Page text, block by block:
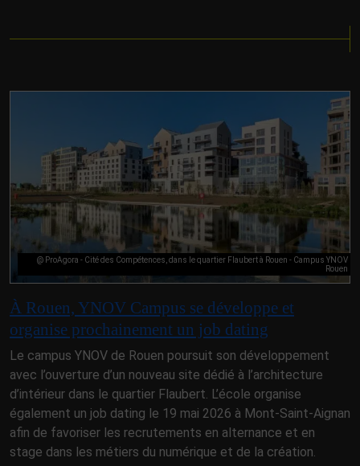
@ ProAgora - Cité des Compétences, dans le quartier Flaubert à Rouen - Campus YNOV
Rouen
À Rouen, YNOV Campus se développe et
organise prochainement un job dating
Le campus YNOV de Rouen poursuit son développement
avec l’ouverture d’un nouveau site dédié à l’architecture
d’intérieur dans le quartier Flaubert. L’école organise
également un job dating le 19 mai 2026 à Mont-Saint-Aignan
afin de favoriser les recrutements en alternance et en
stage dans les métiers du numérique et de la création.